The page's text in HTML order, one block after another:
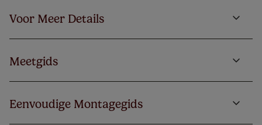
Voor Meer Details
Meetgids
Eenvoudige Montagegids